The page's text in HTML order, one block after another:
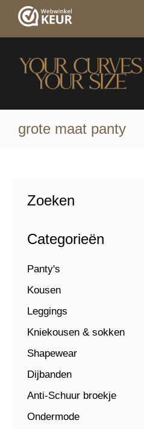
grote maat panty
Zoeken
Categorieën
Panty's
Kousen
Leggings
Kniekousen & sokken
Shapewear
Dijbanden
Anti-Schuur broekje
Ondermode